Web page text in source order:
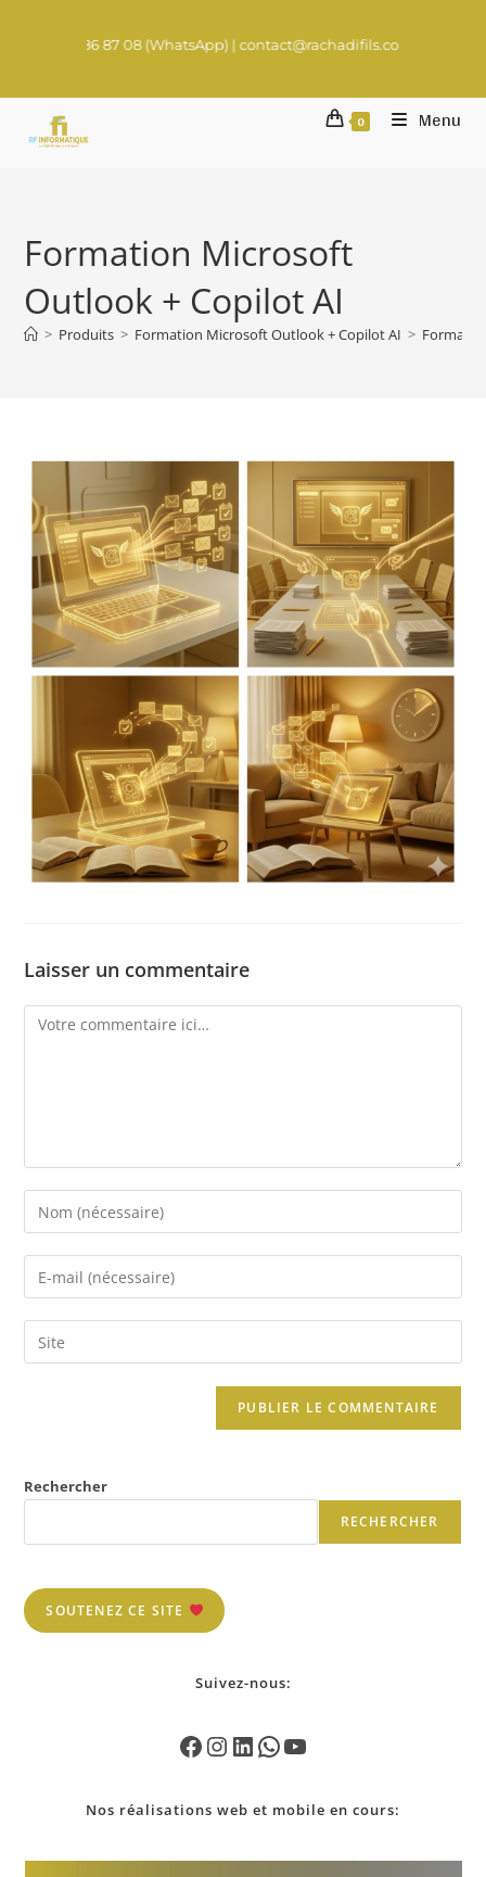
87 08 (WhatsApp) | contact@rachadifils.com
0 Menu
Formation Microsoft
Outlook + Copilot AI
> Produits > Formation Microsoft Outlook + Copilot AI >
Laisser un commentaire
Rechercher
RECHERCHER
SOUTENEZ CE SITE
Suivez-nous:
Nos réalisations web et mobile en cours: